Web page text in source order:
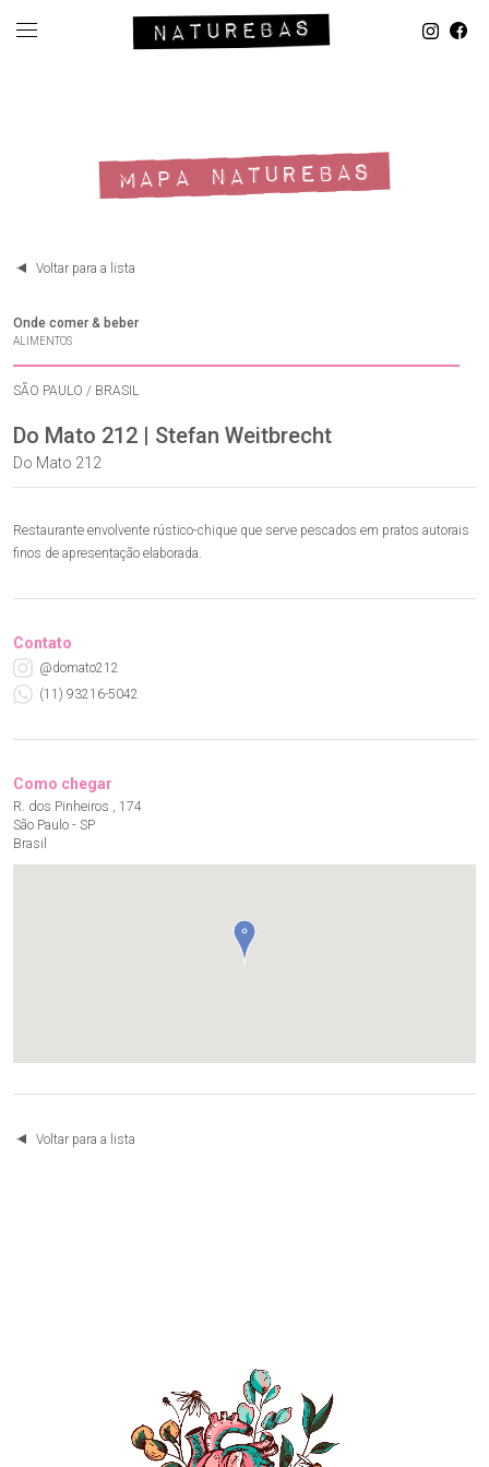
MAPA NATUREBAS
Voltar para a lista
Onde comer & beber
ALIMENTOS
SÃO PAULO / BRASIL
Do Mato 212 | Stefan Weitbrecht
Do Mato 212
Restaurante envolvente rústico-chique que serve pescados em pratos autorais
finos de apresentação elaborada.
Contato
@domato212
(11) 93216-5042
Como chegar
R. dos Pinheiros , 174
São Paulo - SP
Brasil
Voltar para a lista